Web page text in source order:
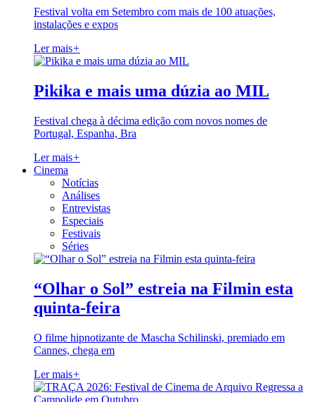
Festival volta em Setembro com mais de 100 atuações,
instalações e expos
Ler mais+
Pikika e mais uma dúzia ao MIL
Festival chega à décima edição com novos nomes de
Portugal, Espanha, Bra
Ler mais+
Cinema
Notícias
Análises
Entrevistas
Especiais
Festivais
Séries
“Olhar o Sol” estreia na Filmin esta
quinta-feira
O filme hipnotizante de Mascha Schilinski, premiado em
Cannes, chega em
Ler mais+